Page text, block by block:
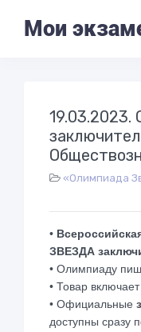
Мои
«Олимпиада
•
ЗВЕЗДА
• Олимпиаду
• Товар
• Официальные
доступны сразу